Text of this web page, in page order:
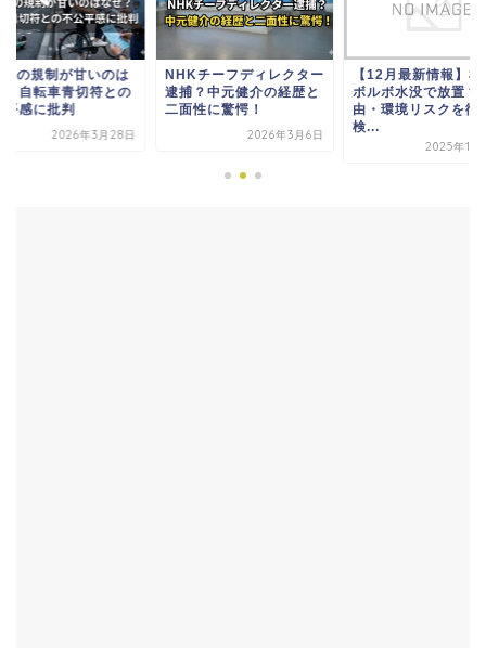
の規制が甘いのは
？自転車青切符との
平感に批判
2026年3月28日
NHKチーフディレクター
逮捕？中元健介の経歴と
二面性に驚愕！
2026年3月6日
【12月最新情報】榛
ボルボ水没で放置？
由・環境リスクを徹
検...
2025年11